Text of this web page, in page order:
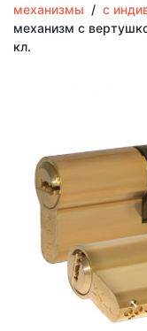
механизмы / с
механизм с
кл.